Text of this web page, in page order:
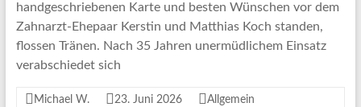
handgeschriebenen Karte und besten Wünschen vor dem
Zahnarzt-Ehepaar Kerstin und Matthias Koch standen,
flossen Tränen. Nach 35 Jahren unermüdlichem Einsatz
verabschiedet sich
Michael W. 23. Juni 2026 Allgemein